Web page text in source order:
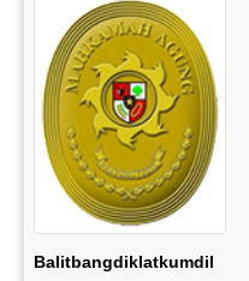
Balitbangdiklatkumdil